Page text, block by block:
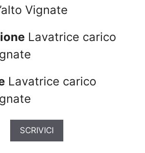
Vignate
Lavatrice carico
Lavatrice carico
SCRIVICI